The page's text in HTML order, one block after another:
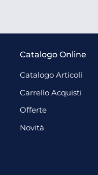
Catalogo Online
Catalogo Articoli
Carrello Acquisti
Offerte
Novità